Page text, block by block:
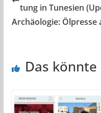
tung in Tunesien
Archäologie:
Das